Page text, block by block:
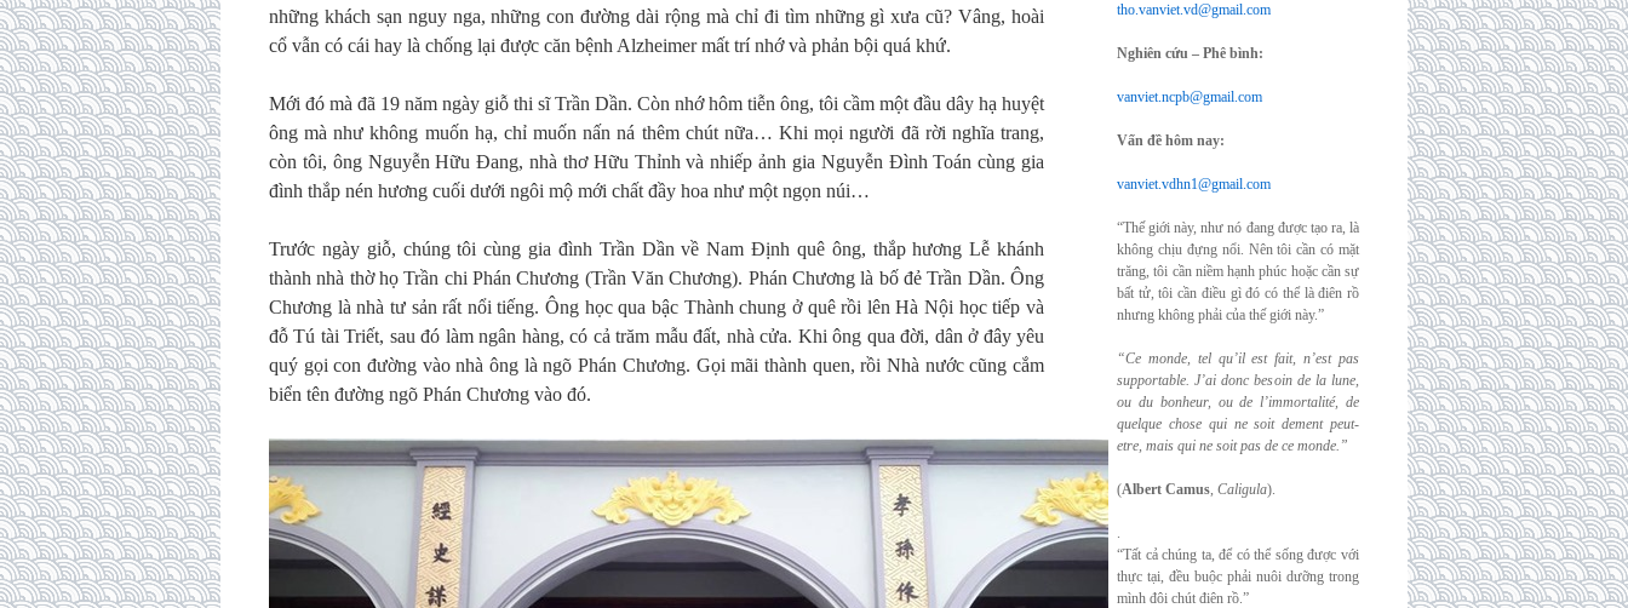
những khách sạn nguy nga, những con đường dài rộng mà chỉ đi tìm những gì xưa cũ? Vâng, hoài
cổ vẫn có cái hay là chống lại được căn bệnh Alzheimer mất trí nhớ và phản bội quá khứ.
Mới đó mà đã 19 năm ngày giỗ thi sĩ Trần Dần. Còn nhớ hôm tiễn ông, tôi cầm một đầu dây hạ huyệt
ông mà như không muốn hạ, chỉ muốn nấn ná thêm chút nữa… Khi mọi người đã rời nghĩa trang,
còn tôi, ông Nguyễn Hữu Đang, nhà thơ Hữu Thỉnh và nhiếp ảnh gia Nguyễn Đình Toán cùng gia
đình thắp nén hương cuối dưới ngôi mộ mới chất đầy hoa như một ngọn núi…
Trước ngày giỗ, chúng tôi cùng gia đình Trần Dần về Nam Định quê ông, thắp hương Lễ khánh
thành nhà thờ họ Trần chi Phán Chương (Trần Văn Chương). Phán Chương là bố đẻ Trần Dần. Ông
Chương là nhà tư sản rất nổi tiếng. Ông học qua bậc Thành chung ở quê rồi lên Hà Nội học tiếp và
đỗ Tú tài Triết, sau đó làm ngân hàng, có cả trăm mẫu đất, nhà cửa. Khi ông qua đời, dân ở đây yêu
quý gọi con đường vào nhà ông là ngõ Phán Chương. Gọi mãi thành quen, rồi Nhà nước cũng cắm
biển tên đường ngõ Phán Chương vào đó.
tho.vanviet.vd@gmail.com
Nghiên cứu – Phê bình:
vanviet.ncpb@gmail.com
Vấn đề hôm nay:
vanviet.vdhn1@gmail.com
“Thế giới này, như nó đang được tạo ra, là
không chịu đựng nổi. Nên tôi cần có mặt
trăng, tôi cần niềm hạnh phúc hoặc cần sự
bất tử, tôi cần điều gì đó có thể là điên rồ
nhưng không phải của thế giới này.”
“Ce monde, tel qu’il est fait, n’est pas
supportable. J’ai donc besoin de la lune,
ou du bonheur, ou de l’immortalité, de
quelque chose qui ne soit dement peut-
etre, mais qui ne soit pas de ce monde.”
(Albert Camus, Caligula).
.
“Tất cả chúng ta, để có thể sống được với
thực tại, đều buộc phải nuôi dưỡng trong
mình đôi chút điên rồ.”